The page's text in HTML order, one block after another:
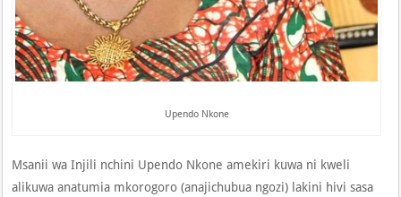
Upendo Nkone
Msanii wa Injili nchini Upendo Nkone amekiri kuwa ni kweli
alikuwa anatumia mkorogoro (anajichubua ngozi) lakini hivi sasa